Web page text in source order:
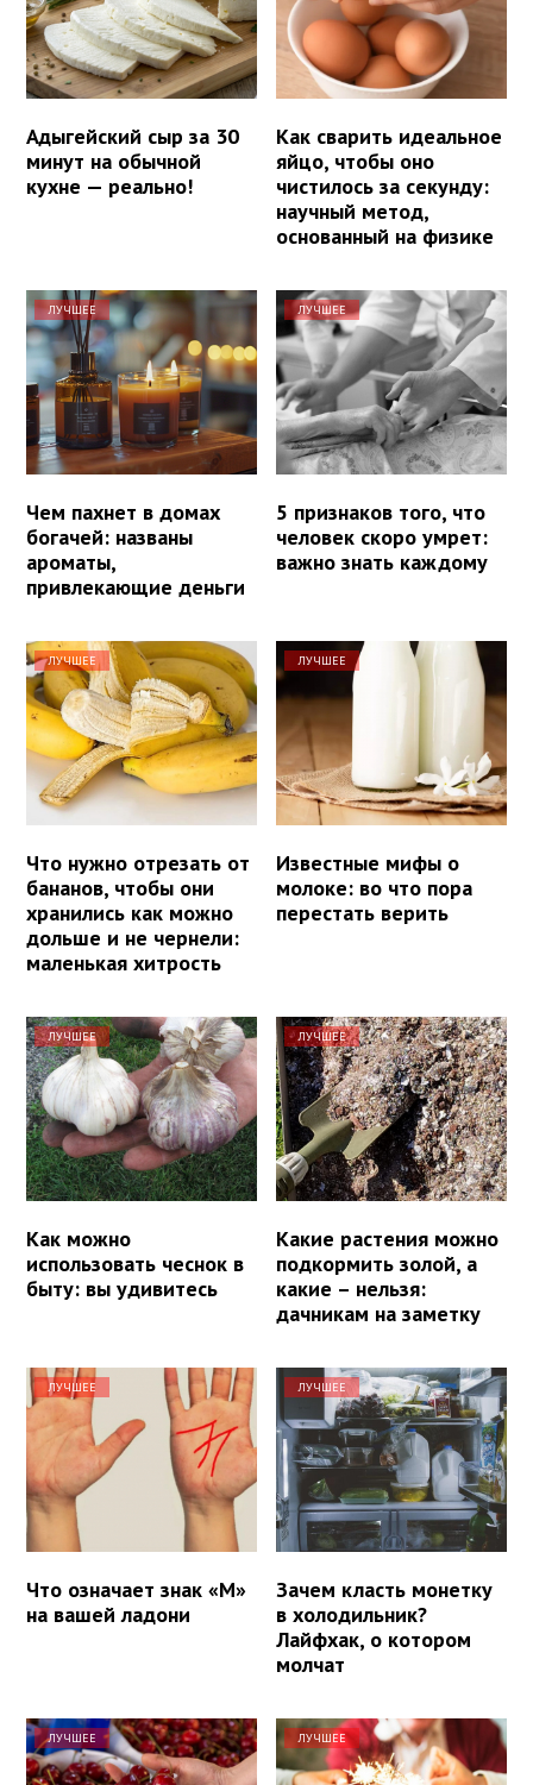
Адыгейский сыр за 30
минут на обычной
кухне — реально!
Как сварить идеальное
яйцо, чтобы оно
чистилось за секунду:
научный метод,
основанный на физике
ЛУЧШЕЕ
Чем пахнет в домах
богачей: названы
ароматы,
привлекающие деньги
ЛУЧШЕЕ
5 признаков того, что
человек скоро умрет:
важно знать каждому
ЛУЧШЕЕ
Что нужно отрезать от
бананов, чтобы они
хранились как можно
дольше и не чернели:
маленькая хитрость
ЛУЧШЕЕ
Известные мифы о
молоке: во что пора
перестать верить
ЛУЧШЕЕ
Как можно
использовать чеснок в
быту: вы удивитесь
ЛУЧШЕЕ
Какие растения можно
подкормить золой, а
какие – нельзя:
дачникам на заметку
ЛУЧШЕЕ
Что означает знак «М»
на вашей ладони
ЛУЧШЕЕ
Зачем класть монетку
в холодильник?
Лайфхак, о котором
молчат
ЛУЧШЕЕ ЛУЧШЕЕ